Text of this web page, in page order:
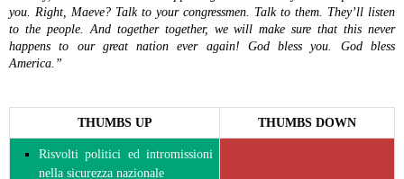
you. Right, Maeve? Talk to your congressmen. Talk to them. They’ll listen
to the people. And together together, we will make sure that this never
happens to our great nation ever again! God bless you. God bless
America.”
THUMBS UP THUMBS DOWN
Risvolti politici ed intromissioni
nella sicurezza nazionale